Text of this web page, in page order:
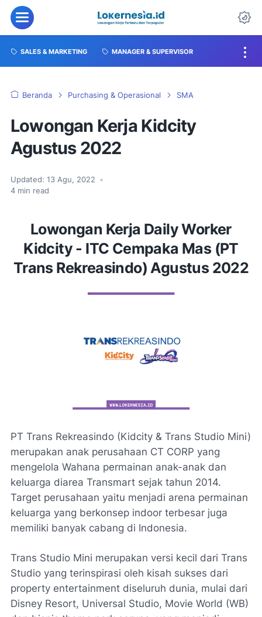
SALES & MARKETING MANAGER & SUPERVISOR
Beranda Purchasing & Operasional SMA
Lowongan Kerja Kidcity
Agustus 2022
Updated: 13 Agu, 2022
•
4 min read
Lowongan Kerja Daily Worker
Kidcity - ITC Cempaka Mas (PT
Trans Rekreasindo) Agustus 2022
PT Trans Rekreasindo (Kidcity & Trans Studio Mini)
merupakan anak perusahaan CT CORP yang
mengelola Wahana permainan anak-anak dan
keluarga diarea Transmart sejak tahun 2014.
Target perusahaan yaitu menjadi arena permainan
keluarga yang berkonsep indoor terbesar juga
memiliki banyak cabang di Indonesia.
Trans Studio Mini merupakan versi kecil dari Trans
Studio yang terinspirasi oleh kisah sukses dari
property entertainment diseluruh dunia, mulai dari
Disney Resort, Universal Studio, Movie World (WB)